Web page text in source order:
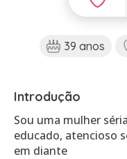
39 anos
Introdução
Sou uma mulher
educado, atencioso
em diante